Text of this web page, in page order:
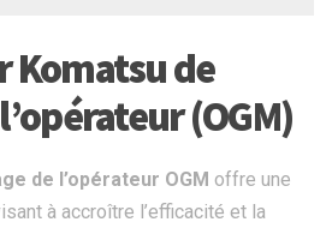
Komatsu de
(OGM)
de l’opérateur OGM offre une
à accroître l’efficacité et la